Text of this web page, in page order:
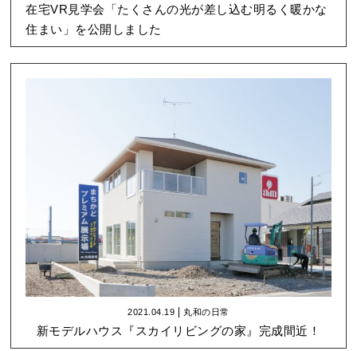
在宅VR見学会「たくさんの光が差し込む明るく暖かな
住まい」を公開しました
2021.04.19 丸和の日常
新モデルハウス『スカイリビングの家』完成間近！